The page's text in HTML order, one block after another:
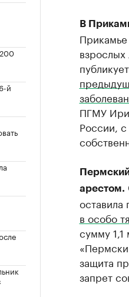
й
В
ПГМУ
России,
арестом.
в особо
сумму
защита
запрет